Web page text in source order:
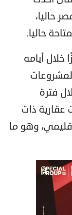
حاليا،
حاليا.
أيامه
فترة
عقارية ذات
وهو ما